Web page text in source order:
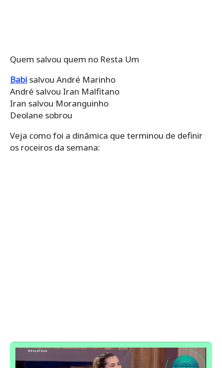
Quem salvou quem no Resta Um
Babi salvou André Marinho
André salvou Iran Malfitano
Iran salvou Moranguinho
Deolane sobrou
Veja como foi a dinâmica que terminou de definir
os roceiros da semana: